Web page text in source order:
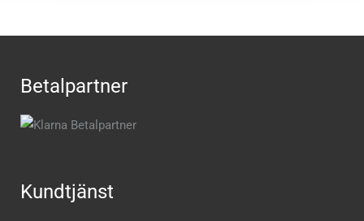
Betalpartner
Kundtjänst